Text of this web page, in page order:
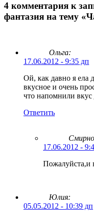
4 комментария к
фантазия на тему
Ольга:
17.06.2012 - 9:35 дп
Ой, как давно я
вкусное и очень
что напомнили вкус
Ответить
17.06.2012 -
Пожалуйста,и
Юлия:
05.05.2012 - 10:39 дп